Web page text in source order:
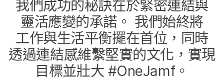
我們​成功​的​秘訣​在​於​緊密​連結​與​
靈活​應變​的​承諾。 我們​始終​將​
工作​與​生活​平衡擺​在​首位，​同時​
透過​連結感維繫​堅實​的​文化，​實現​
目標​並​壯​大 #OneJamf。